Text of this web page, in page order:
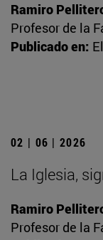
Ramiro
Profesor de la
Publicado en:
02 | 06 | 2026
La Iglesia,
Ramiro
Profesor de la